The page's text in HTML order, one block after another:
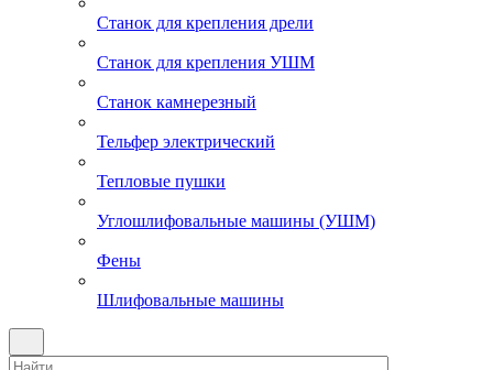
Станок для крепления дрели
Станок для крепления УШМ
Станок камнерезный
Тельфер электрический
Тепловые пушки
Углошлифовальные машины (УШМ)
Фены
Шлифовальные машины